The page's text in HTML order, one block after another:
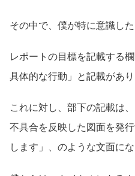
その中で、僕が特に意識し
レポートの目標を記載する
具体的な行動」と記載があり
これに対し、部下の記載は
不具合を反映した図面を発
します」、のような文面にな